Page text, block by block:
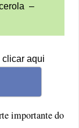
–
clicar aqui
importante do